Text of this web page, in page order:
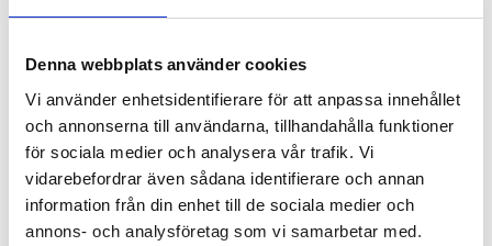
Denna webbplats använder cookies
Vi använder enhetsidentifierare för att anpassa innehållet
och annonserna till användarna, tillhandahålla funktioner
för sociala medier och analysera vår trafik. Vi
vidarebefordrar även sådana identifierare och annan
information från din enhet till de sociala medier och
annons- och analysföretag som vi samarbetar med.
band.
50,00
Lägg till i favoriter
KÖP
bandningsmaskin och PET-band
24 600,00 KR
KÖP